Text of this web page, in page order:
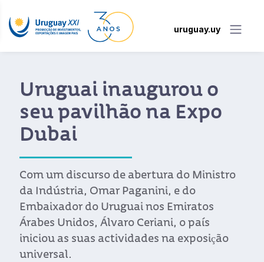
uruguay.uy
Uruguai inaugurou o
seu pavilhão na Expo
Dubai
Com um discurso de abertura do Ministro
da Indústria, Omar Paganini, e do
Embaixador do Uruguai nos Emiratos
Árabes Unidos, Álvaro Ceriani, o país
iniciou as suas actividades na exposição
universal.